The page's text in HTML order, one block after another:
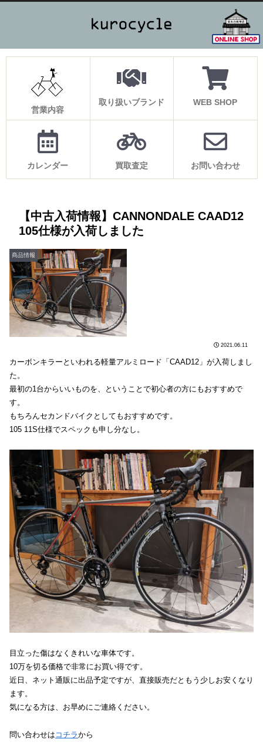
営業内容
取り扱いブランド WEB SHOP
カレンダー 買取査定 お問い合わせ
【中古入荷情報】CANNONDALE CAAD12
105仕様が入荷しました
商品情報
2021.06.11
カーボンキラーといわれる軽量アルミロード「CAAD12」が入荷しまし
た。
最初の1台からいいものを、ということで初心者の方にもおすすめで
す。
もちろんセカンドバイクとしてもおすすめです。
105 11S仕様でスペックも申し分なし。
目立った傷はなくきれいな車体です。
10万を切る価格で非常にお買い得です。
近日、ネット通販に出品予定ですが、直接販売だともう少しお安くなり
ます。
気になる方は、お早めにご連絡ください。
問い合わせは コチラから